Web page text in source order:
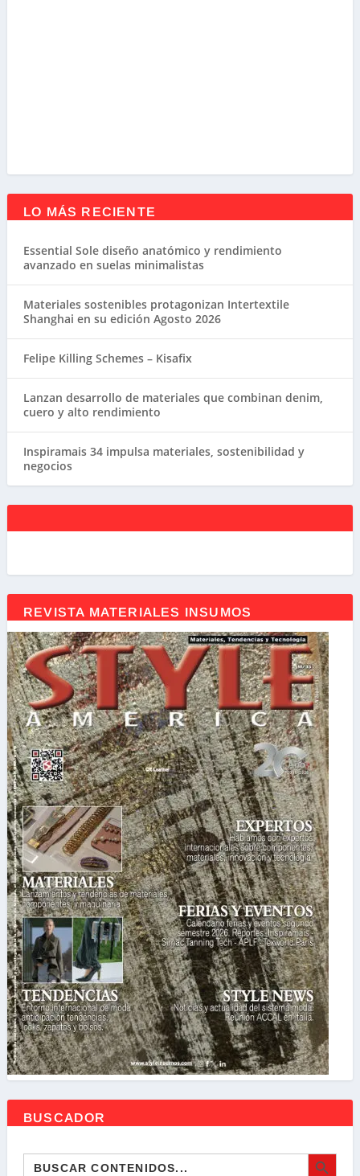
LO MÁS RECIENTE
Essential Sole diseño anatómico y rendimiento
avanzado en suelas minimalistas
Materiales sostenibles protagonizan Intertextile
Shanghai en su edición Agosto 2026
Felipe Killing Schemes – Kisafix
Lanzan desarrollo de materiales que combinan denim,
cuero y alto rendimiento
Inspiramais 34 impulsa materiales, sostenibilidad y
negocios
REVISTA MATERIALES INSUMOS
BUSCADOR
Buscar: BOTÓN DE